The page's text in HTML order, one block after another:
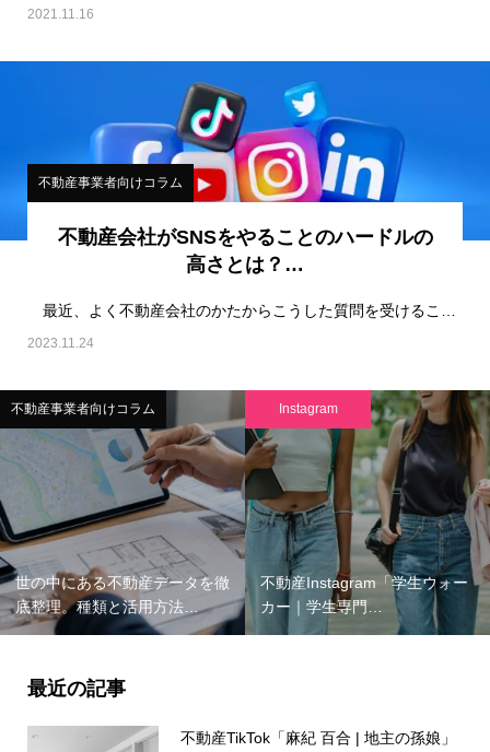
2021.11.16
不動産事業者向けコラム
不動産会社がSNSをやることのハードルの
高さとは？…
最近、よく不動産会社のかたからこうした質問を受けることが多い。それは、「不動産会社でSNSを使っ…
2023.11.24
不動産事業者向けコラム
世の中にある不動産データを徹
底整理。種類と活用方法…
Instagram
不動産Instagram「学生ウォー
カー｜学生専門…
最近の記事
不動産TikTok「麻紀 百合 | 地主の孫娘」